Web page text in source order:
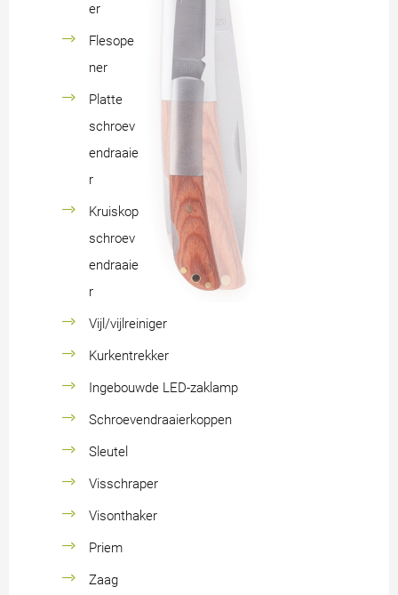
er
Flesope
ner
Platte
schroev
endraaie
r
Kruiskop
schroev
endraaie
r
Vijl/vijlreiniger
Kurkentrekker
Ingebouwde LED-zaklamp
Schroevendraaierkoppen
Sleutel
Visschraper
Visonthaker
Priem
Zaag